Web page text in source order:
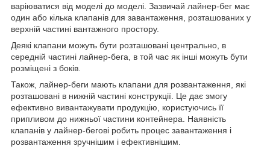
варіюватися від моделі до моделі. Зазвичай лайнер-бег має
один або кілька клапанів для завантаження, розташованих у
верхній частині вантажного простору.
Деякі клапани можуть бути розташовані центрально, в
середній частині лайнер-бега, в той час як інші можуть бути
розміщені з боків.
Також, лайнер-беги мають клапани для розвантаження, які
розташовані в нижній частині конструкції. Це дає змогу
ефективно вивантажувати продукцію, користуючись її
припливом до нижньої частини контейнера. Наявність
клапанів у лайнер-бегові робить процес завантаження і
розвантаження зручнішим і ефективнішим.